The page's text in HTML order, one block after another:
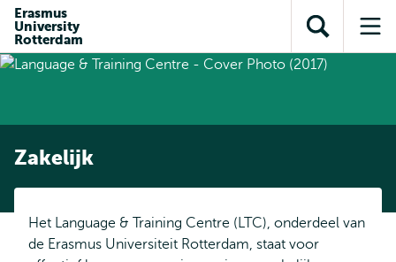
inhoud
gaan
gaan
Direct naar
subnavigatie
Erasmus
University
Rotterdam
Toon
zoekveld
Zakelijk
Het Language & Training Centre (LTC), onderdeel van
de Erasmus Universiteit Rotterdam, staat voor